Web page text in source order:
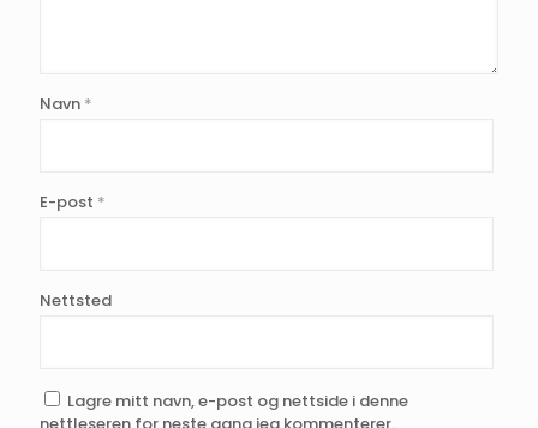
Navn *
E-post *
Nettsted
Lagre mitt navn, e-post og nettside i denne